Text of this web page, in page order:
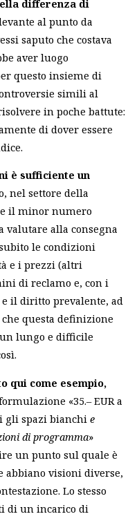
differenza di
al punto da
saputo che costava
aver luogo
questo insieme di
simili al
in poche battute:
di dover essere
è sufficiente un
nel settore della
il minor numero
alla consegna
le condizioni
e i prezzi (altri
di reclamo e, con i
il diritto prevalente, ad
questa definizione
lungo e difficile
qui come esempio,
«35.– EUR a
gli spazi bianchi e
di programma»
un punto sul quale è
abbiano visioni diverse,
Lo stesso
di un incarico di